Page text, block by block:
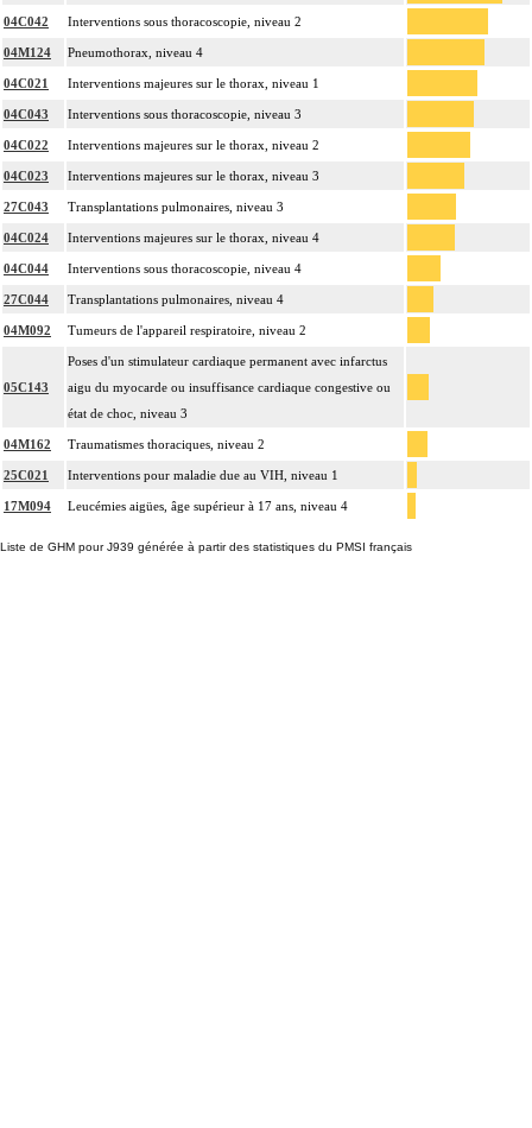
04C042 Interventions sous thoracoscopie, niveau 2
04M124 Pneumothorax, niveau 4
04C021 Interventions majeures sur le thorax, niveau 1
04C043 Interventions sous thoracoscopie, niveau 3
04C022 Interventions majeures sur le thorax, niveau 2
04C023 Interventions majeures sur le thorax, niveau 3
27C043 Transplantations pulmonaires, niveau 3
04C024 Interventions majeures sur le thorax, niveau 4
04C044 Interventions sous thoracoscopie, niveau 4
27C044 Transplantations pulmonaires, niveau 4
04M092 Tumeurs de l'appareil respiratoire, niveau 2
05C143
Poses d'un stimulateur cardiaque permanent avec infarctus
aigu du myocarde ou insuffisance cardiaque congestive ou
état de choc, niveau 3
04M162 Traumatismes thoraciques, niveau 2
25C021 Interventions pour maladie due au VIH, niveau 1
17M094 Leucémies aigües, âge supérieur à 17 ans, niveau 4
Liste de GHM pour J939 générée à partir des statistiques du PMSI français